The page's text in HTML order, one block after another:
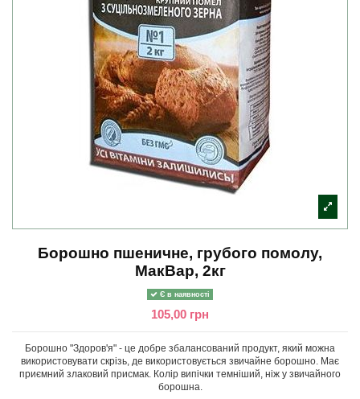
Борошно пшеничне, грубого помолу,
МакВар, 2кг
Є в наявності
105,00 грн
Борошно "Здоров'я" - це добре збалансований продукт, який можна
використовувати скрізь, де використовується звичайне борошно. Має
приємний злаковий присмак. Колір випічки темніший, ніж у звичайного
борошна.